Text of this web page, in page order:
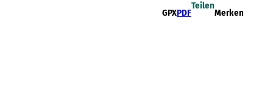
GPXPDF
Teilen
Merken